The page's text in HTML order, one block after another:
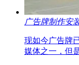
广告牌制作安
现如今广告牌
媒体之一，但